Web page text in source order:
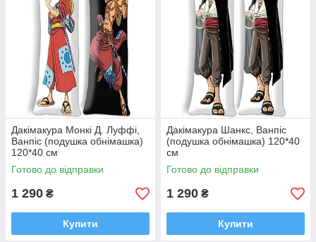
Дакімакура Монкі Д. Луффі,
Ванпіс (подушка обнімашка)
120*40 см
Готово до відправки
1 290 ₴
Купити
Дакімакура Шанкс, Ванпіс
(подушка обнімашка) 120*40
см
Готово до відправки
1 290 ₴
Купити